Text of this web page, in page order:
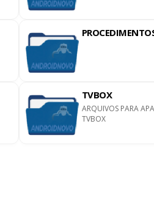
TVBOX
ARQUIVOS PARA
TVBOX